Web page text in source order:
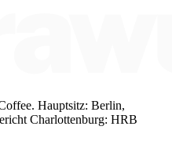
. Hauptsitz: Berlin,
Charlottenburg: HRB